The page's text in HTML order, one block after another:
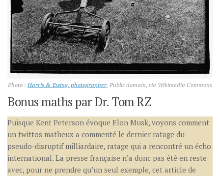
Photo : Harris & Ewing, photographer, Public domain, via Wikimedia Commons
Bonus maths par Dr. Tom RZ
Puisque Kent Peterson évoque Elon Musk, voyons comment
un twittos matheux a commenté le dernier ratage du
pseudo-disruptif milliardaire, ratage qui a rencontré un écho
international. La presse française n’a donc pas été en reste
avec, pour ne prendre qu’un seul exemple, cet article de